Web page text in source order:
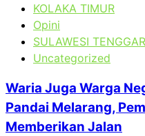
KOLAKA TIMUR
Opini
SULAWESI
Uncategorized
Waria Juga Warga
Pandai Melarang,
Memberikan Jalan